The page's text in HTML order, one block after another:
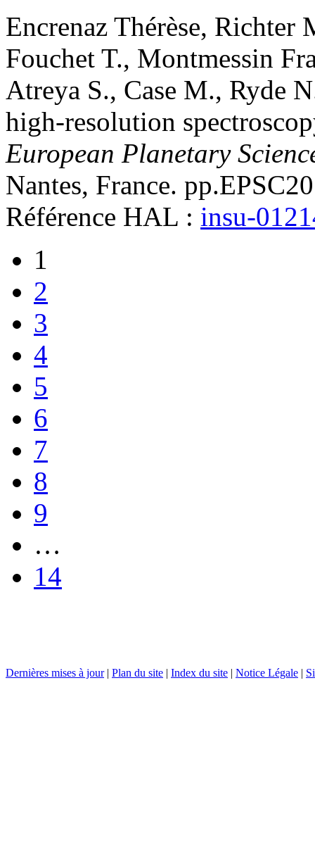
Encrenaz Thérèse, Richter
Fouchet T., Montmessin
Atreya S., Case M., Ryde
high-resolution
European Planetary
Nantes, France.
Référence HAL : insu-
1
2
3
4
5
6
7
8
9
…
14
Dernières mises à jour| Plan du site | Index du site | Notice Légale |